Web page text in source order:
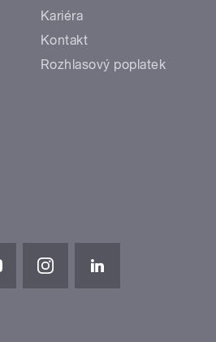
Kariéra
Kontakt
Rozhlasový poplatek